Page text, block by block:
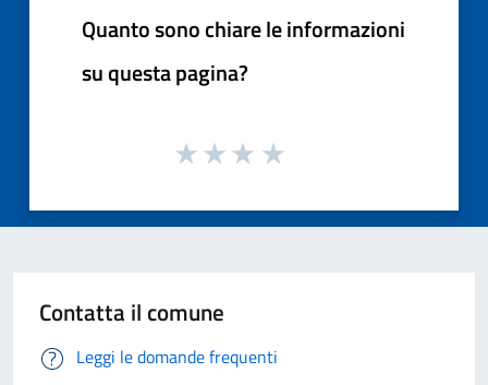
Quanto sono chiare le informazioni
su questa pagina?
Contatta il comune
Leggi le domande frequenti